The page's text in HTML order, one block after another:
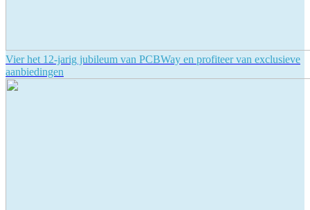
Vier het 12-jarig jubileum van PCBWay en profiteer van exclusieve
aanbiedingen